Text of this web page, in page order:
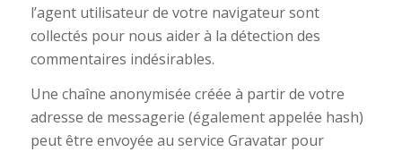
l’agent utilisateur de votre navigateur sont
collectés pour nous aider à la détection des
commentaires indésirables.
Une chaîne anonymisée créée à partir de votre
adresse de messagerie (également appelée hash)
peut être envoyée au service Gravatar pour